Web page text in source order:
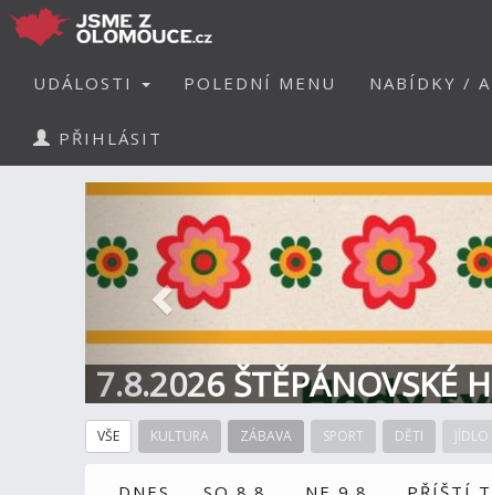
UDÁLOSTI POLEDNÍ MENU NABÍDKY /
PŘIHLÁSIT
7.8.2026 ŠTĚPÁNOVSKÉ
Předchozí
VŠE KULTURA ZÁBAVA SPORT DĚTI